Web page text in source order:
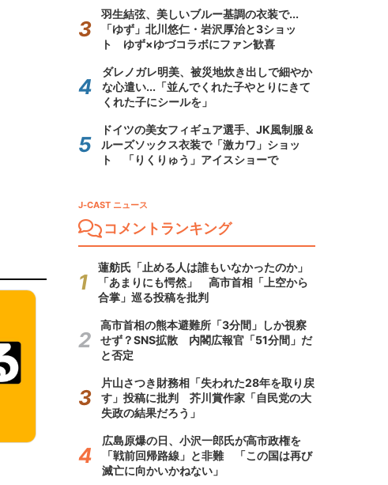
羽生結弦、美しいブルー基調の衣装で...
「ゆず」北川悠仁・岩沢厚治と3ショッ
ト ゆず×ゆづコラボにファン歓喜
ダレノガレ明美、被災地炊き出しで細やか
な心遣い...「並んでくれた子やとりにきて
くれた子にシールを」
ドイツの美女フィギュア選手、JK風制服＆
ルーズソックス衣装で「激カワ」ショッ
ト 「りくりゅう」アイスショーで
J-CAST ニュース
コメントランキング
蓮舫氏「止める人は誰もいなかったのか」
「あまりにも愕然」 高市首相「上空から
合掌」巡る投稿を批判
高市首相の熊本避難所「3分間」しか視察
せず？SNS拡散 内閣広報官「51分間」だ
と否定
片山さつき財務相「失われた28年を取り戻
す」投稿に批判 芥川賞作家「自民党の大
失政の結果だろう」
広島原爆の日、小沢一郎氏が高市政権を
「戦前回帰路線」と非難 「この国は再び
滅亡に向かいかねない」